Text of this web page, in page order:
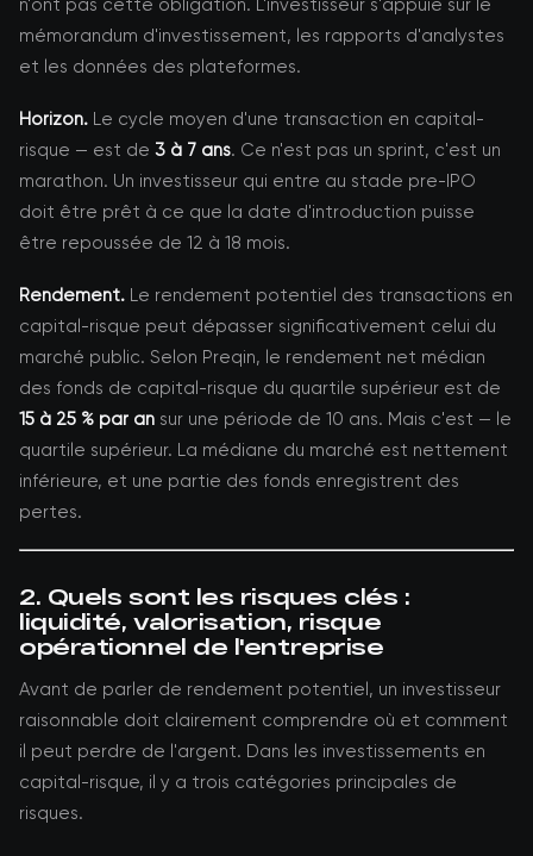
n'ont pas cette obligation. L'investisseur s'appuie sur le
mémorandum d'investissement, les rapports d'analystes
et les données des plateformes.
Horizon. Le cycle moyen d'une transaction en capital-
risque — est de 3 à 7 ans. Ce n'est pas un sprint, c'est un
marathon. Un investisseur qui entre au stade pre-IPO
doit être prêt à ce que la date d'introduction puisse
être repoussée de 12 à 18 mois.
Rendement. Le rendement potentiel des transactions en
capital-risque peut dépasser significativement celui du
marché public. Selon Preqin, le rendement net médian
des fonds de capital-risque du quartile supérieur est de
15 à 25 % par an sur une période de 10 ans. Mais c'est — le
quartile supérieur. La médiane du marché est nettement
inférieure, et une partie des fonds enregistrent des
pertes.
2. Quels sont les risques clés :
liquidité, valorisation, risque
opérationnel de l'entreprise
Avant de parler de rendement potentiel, un investisseur
raisonnable doit clairement comprendre où et comment
il peut perdre de l'argent. Dans les investissements en
capital-risque, il y a trois catégories principales de
risques.